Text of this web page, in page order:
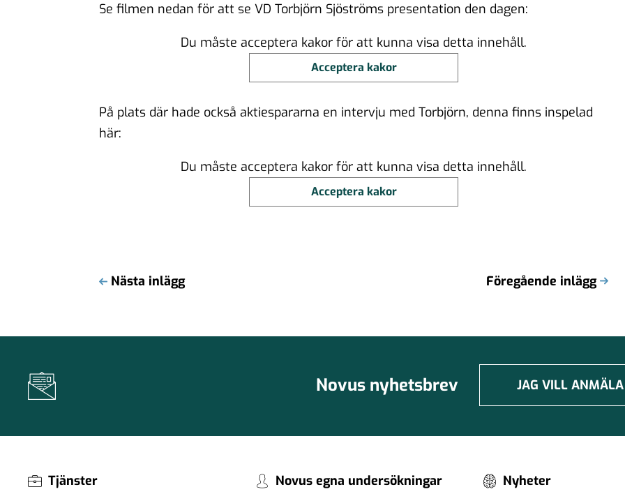
Se filmen nedan för att se VD Torbjörn Sjöströms presentation den dagen:
Du måste acceptera kakor för att kunna visa detta innehåll.
Acceptera kakor
På plats där hade också aktiespararna en intervju med Torbjörn, denna finns inspelad
här:
Du måste acceptera kakor för att kunna visa detta innehåll.
Acceptera kakor
Nästa inlägg Föregående inlägg
Novus nyhetsbrev JAG VILL
Tjänster Novus egna undersökningar Nyheter